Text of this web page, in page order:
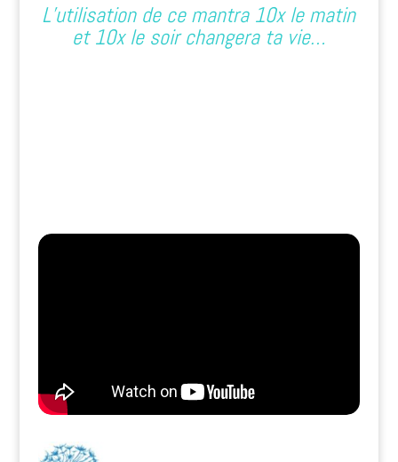
L’utilisation de ce mantra 10x le matin
et 10x le soir changera ta vie…